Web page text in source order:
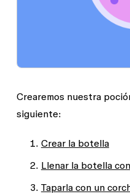
Crearemos nuestra
siguiente:
Crear la botella
Llenar la botella
Taparla con un